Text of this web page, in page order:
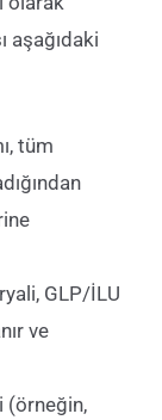
aşağıdaki
tüm
GLP/İLU
ve
(örneğin,